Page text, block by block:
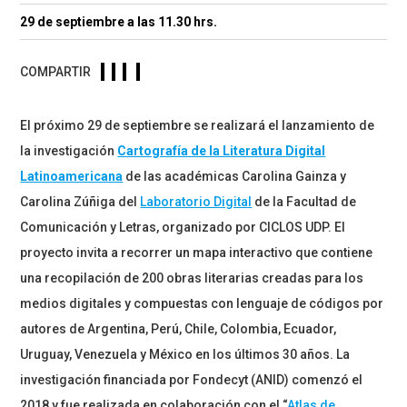
29 de septiembre a las 11.30 hrs.
COMPARTIR
El próximo 29 de septiembre se realizará el lanzamiento de
la investigación Cartografía de la Literatura Digital
Latinoamericana de las académicas Carolina Gainza y
Carolina Zúñiga del Laboratorio Digital de la Facultad de
Comunicación y Letras, organizado por CICLOS UDP. El
proyecto invita a recorrer un mapa interactivo que contiene
una recopilación de 200 obras literarias creadas para los
medios digitales y compuestas con lenguaje de códigos por
autores de Argentina, Perú, Chile, Colombia, Ecuador,
Uruguay, Venezuela y México en los últimos 30 años. La
investigación financiada por Fondecyt (ANID) comenzó el